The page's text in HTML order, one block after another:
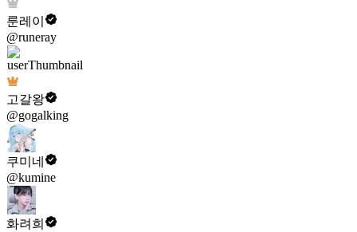
룬레이
@runeray
고갈왕
@gogalking
쿠미네
@kumine
화려희